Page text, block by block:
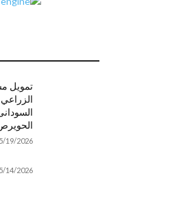
تمويل
19/2026
14/2026